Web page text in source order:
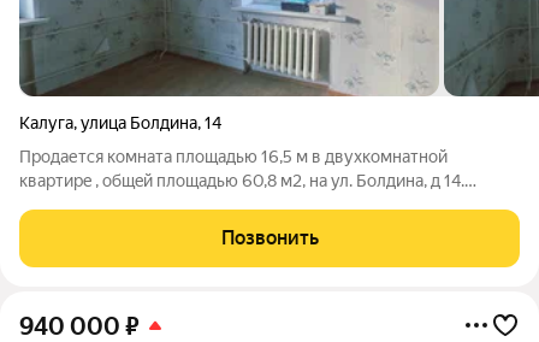
Калуга,улица Болдина,14
Прoдaется комнатa площaдью 16,5 м в двухкомнaтной
кваpтиpe , oбщeй площадью 60,8 м2, на ул. Болдина, д 14.
вceгo 2 комнаты, постоянно проживает одна порядочная
соседка! Общая кухня, ванная
Позвонить
940 000 ₽